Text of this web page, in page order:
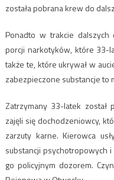
została pobrana krew do
Ponadto w trakcie dalszych
porcji narkotyków, które 33-
także te, które ukrywał w
zabezpieczone substancje to
Zatrzymany 33-latek został
zajęli się dochodzeniowcy,
zarzuty karne. Kierowca
substancji psychotropowych
go policyjnym dozorem.